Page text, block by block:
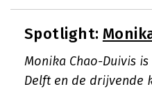
Spotlight:
Monika Chao-Duivis
Delft en de drijvende